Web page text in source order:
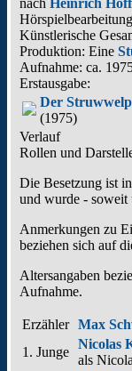
nach Heinrich
Künstlerische
Produktion: Eine
Aufnahme: ca.
Erstausgabe:
Der
(1975)
Verlauf
Rollen und
Die Besetzung ist
und wurde - soweit
Anmerkungen zu
beziehen sich auf
Altersangaben
Aufnahme.
Erzähler Max
1. Junge
Nicolas
als